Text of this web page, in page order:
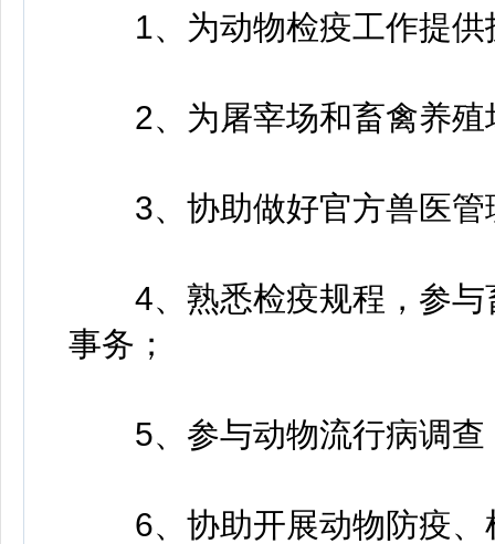
1、为动物检疫工作提供
2、为屠宰场和畜禽养殖
3、协助做好官方兽医管
4、熟悉检疫规程，参与
事务；
5、参与动物流行病调查
6、协助开展动物防疫、